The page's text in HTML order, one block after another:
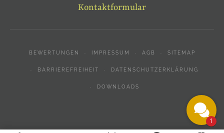
Kontaktformular
BEWERTUNGEN IMPRESSUM AGB SITEMAP
BARRIEREFREIHEIT DATENSCHUTZERKLÄRUNG
DOWNLOADS
1